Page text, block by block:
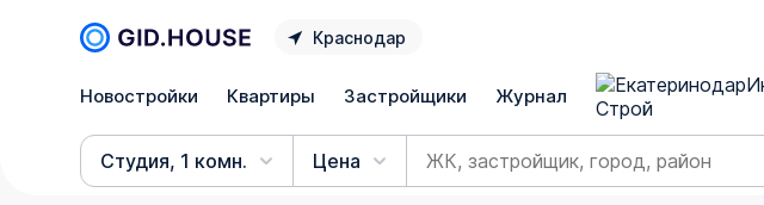
Краснодар
Новостройки Квартиры Застройщики Журнал
Студия, 1 комн. Цена